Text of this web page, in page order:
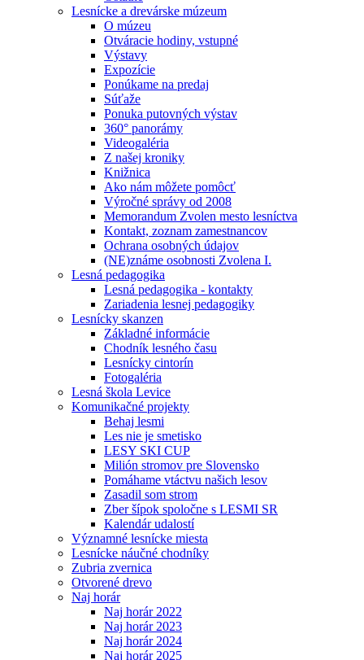
Lesnícke a drevárske múzeum
O múzeu
Otváracie hodiny, vstupné
Výstavy
Expozície
Ponúkame na predaj
Súťaže
Ponuka putovných výstav
360° panorámy
Videogaléria
Z našej kroniky
Knižnica
Ako nám môžete pomôcť
Výročné správy od 2008
Memorandum Zvolen mesto lesníctva
Kontakt, zoznam zamestnancov
Ochrana osobných údajov
(NE)známe osobnosti Zvolena I.
Lesná pedagogika
Lesná pedagogika - kontakty
Zariadenia lesnej pedagogiky
Lesnícky skanzen
Základné informácie
Chodník lesného času
Lesnícky cintorín
Fotogaléria
Lesná škola Levice
Komunikačné projekty
Behaj lesmi
Les nie je smetisko
LESY SKI CUP
Milión stromov pre Slovensko
Pomáhame vtáctvu našich lesov
Zasadil som strom
Zber šípok spoločne s LESMI SR
Kalendár udalostí
Významné lesnícke miesta
Lesnícke náučné chodníky
Zubria zvernica
Otvorené drevo
Naj horár
Naj horár 2022
Naj horár 2023
Naj horár 2024
Naj horár 2025